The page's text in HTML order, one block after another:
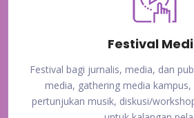
Festival
Festival bagi jurnalis, media, dan
media, gathering media
pertunjukan musik, diskusi/